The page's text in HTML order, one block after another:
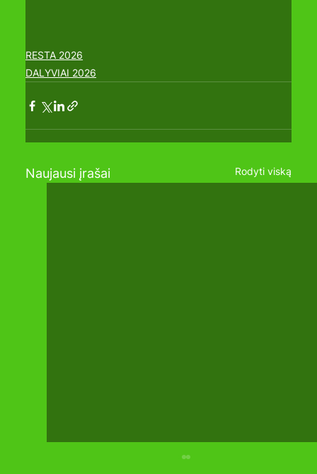
RESTA 2026
DALYVIAI 2026
Naujausi įrašai Rodyti viską